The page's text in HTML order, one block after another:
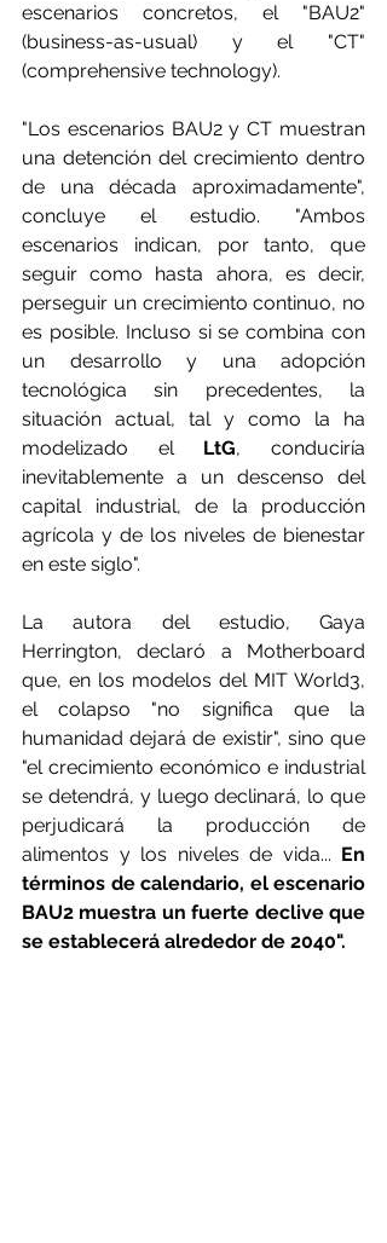
escenarios concretos, el "BAU2"
(business-as-usual) y el "CT"
(comprehensive technology).
"Los escenarios BAU2 y CT muestran
una detención del crecimiento dentro
de una década aproximadamente",
concluye el estudio. "Ambos
escenarios indican, por tanto, que
seguir como hasta ahora, es decir,
perseguir un crecimiento continuo, no
es posible. Incluso si se combina con
un desarrollo y una adopción
tecnológica sin precedentes, la
situación actual, tal y como la ha
modelizado el LtG, conduciría
inevitablemente a un descenso del
capital industrial, de la producción
agrícola y de los niveles de bienestar
en este siglo".
La autora del estudio, Gaya
Herrington, declaró a Motherboard
que, en los modelos del MIT World3,
el colapso "no significa que la
humanidad dejará de existir", sino que
"el crecimiento económico e industrial
se detendrá, y luego declinará, lo que
perjudicará la producción de
alimentos y los niveles de vida... En
términos de calendario, el escenario
BAU2 muestra un fuerte declive que
se establecerá alrededor de 2040".